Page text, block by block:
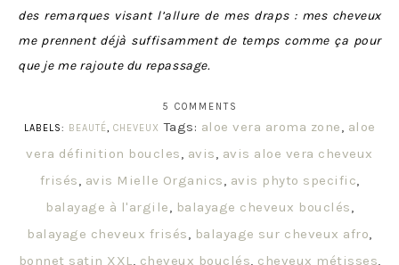
des remarques visant l’allure de mes draps : mes cheveux
me prennent déjà suffisamment de temps comme ça pour
que je me rajoute du repassage.
5 COMMENTS
LABELS: BEAUTÉ, CHEVEUX Tags: aloe vera aroma zone, aloe
vera définition boucles, avis, avis aloe vera cheveux
frisés, avis Mielle Organics, avis phyto specific,
balayage à l'argile, balayage cheveux bouclés,
balayage cheveux frisés, balayage sur cheveux afro,
bonnet satin XXL, cheveux bouclés, cheveux métisses,